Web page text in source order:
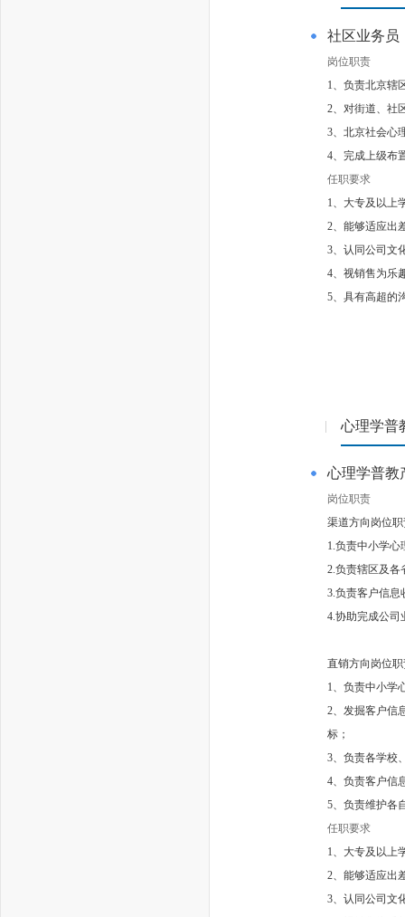
社区业务员
岗位职责
1、负责北京辖
2、对街道、社
3、北京社会心
4、完成上级布
任职要求
1、大专及以上
2、能够适应出
3、认同公司文
4、视销售为乐
5、具有高超的
心理学普
心理学普教
岗位职责
渠道方向岗位
1.负责中小学
2.负责辖区及各
3.负责客户信
4.协助完成公司
直销方向岗位
1、负责中小学
2、发掘客户信
标；
3、负责各学校
4、负责客户信
5、负责维护各
任职要求
1、大专及以上
2、能够适应出
3、认同公司文